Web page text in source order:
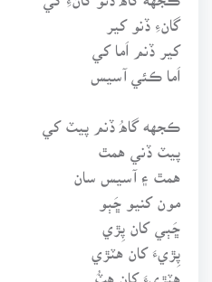
گانءِ ڏنو کير
کير ڏنم اَما کي
اَما ڪئي آسيس
ڪجهه گاهُ ڏنم پيٽ کي
پيٽ ڏني همٿ
همٿ ۽ آسيس سان
مون کنيو ڇَٻو
ڇَٻي کان پِڙي
پِڙيءَ کان هٽڙي
هٽڙيءَ کان هٽُ